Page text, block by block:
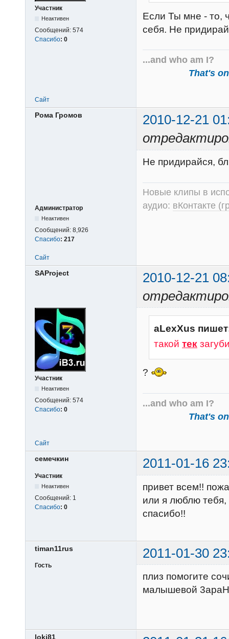
Участник
Неактивен
Сообщений: 574
Спасибо: 0
Если Ты мне - то,
себя. Не
...and who am I?
That's
Сайт
Рома Громов
2010-12-21
Администратор
Неактивен
Сообщений: 8,926
Спасибо: 217
Не придирайся,
Новые клипы в
аудио: вКонтакте
Сайт
SAProject
2010-12-21
Участник
Неактивен
Сообщений: 574
Спасибо: 0
aLexXus
такой тек
?
...and who am I?
That's
Сайт
семечкин 2011-01-16
Участник
Неактивен
Сообщений: 1
Спасибо: 0
привет всем!!
или я люблю тебя,
спасибо!!
timan11rus 2011-01-30
Гость
плиз помогите
малышевой
loki81